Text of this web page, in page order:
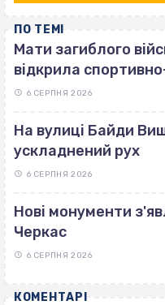
ПО ТЕМІ
Мати загиблого
відкрила
6 СЕРПНЯ 2026
На вулиці Байди
ускладнений рух
6 СЕРПНЯ 2026
Нові монументи
Черкас
6 СЕРПНЯ 2026
КОМЕНТАРІ